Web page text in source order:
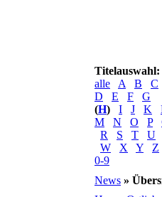
Titelauswahl:
alle
A B
C
D
E F
G
(H) I J K
M
N O P
R
S T
U
W
X Y
Z
0-9
News »